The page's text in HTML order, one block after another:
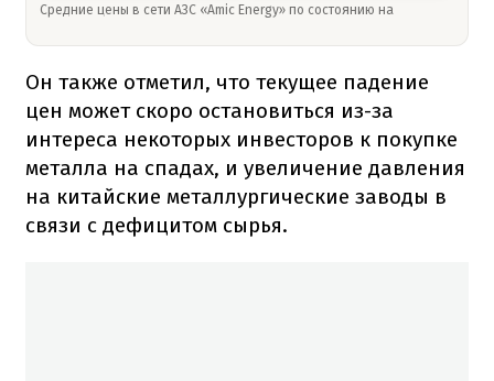
Средние цены в сети АЗС «Amic Energy» по состоянию на
Он также отметил, что текущее падение
цен может скоро остановиться из-за
интереса некоторых инвесторов к покупке
металла на спадах, и увеличение давления
на китайские металлургические заводы в
связи с дефицитом сырья.